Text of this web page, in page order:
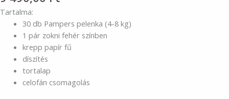
Tartalma:
30 db Pampers pelenka (4-8 kg)
1 pár zokni fehér színben
krepp papír fű
díszítés
tortalap
celofán csomagolás